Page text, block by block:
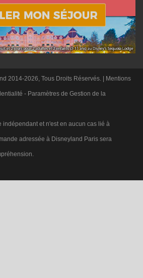
2014-2026, Tous Droits Réservés. | Mentions
- Paramètres de Gestion de la
indépendant et n'est en aucun cas lié à
adressée à Disneyland Paris sera